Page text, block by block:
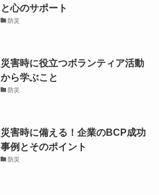
と心のサポート
防災
災害時に役立つボランティア活動
から学ぶこと
防災
災害時に備える！企業のBCP成功
事例とそのポイント
防災